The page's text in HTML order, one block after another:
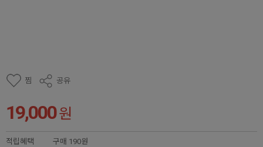
공유
찜
19,000원
적립혜택 구매 190원